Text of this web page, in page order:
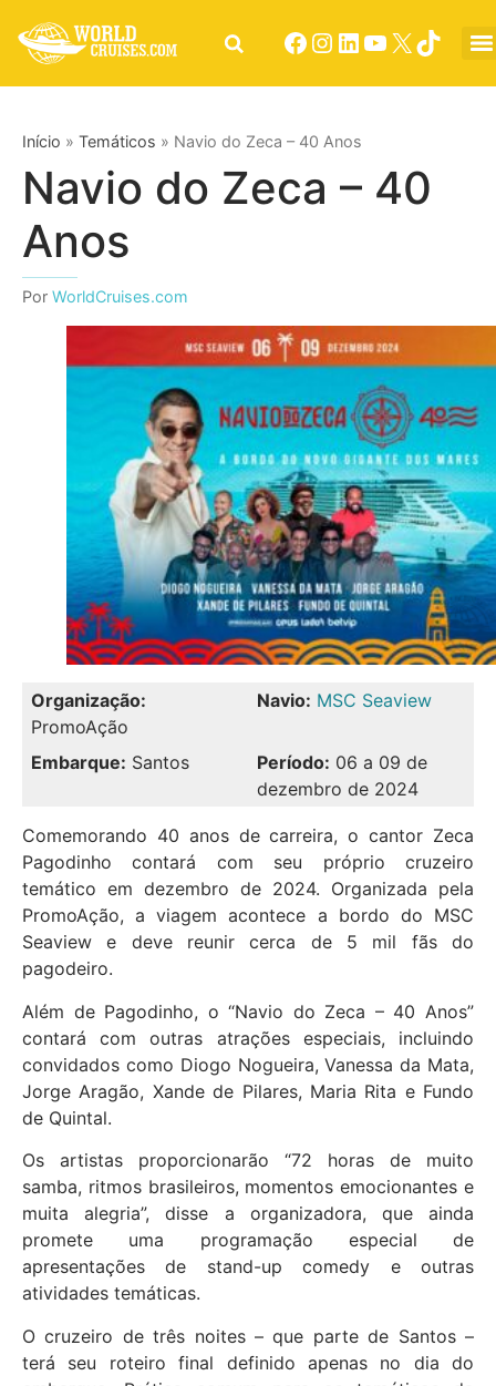
Início » Temáticos » Navio do Zeca – 40 Anos
Navio do Zeca – 40
Anos
Por WorldCruises.com
Organização:
PromoAção
Navio: MSC Seaview
Embarque: Santos Período: 06 a 09 de
dezembro de 2024
Comemorando 40 anos de carreira, o cantor Zeca
Pagodinho contará com seu próprio cruzeiro
temático em dezembro de 2024. Organizada pela
PromoAção, a viagem acontece a bordo do MSC
Seaview e deve reunir cerca de 5 mil fãs do
pagodeiro.
Além de Pagodinho, o “Navio do Zeca – 40 Anos”
contará com outras atrações especiais, incluindo
convidados como Diogo Nogueira, Vanessa da Mata,
Jorge Aragão, Xande de Pilares, Maria Rita e Fundo
de Quintal.
Os artistas proporcionarão “72 horas de muito
samba, ritmos brasileiros, momentos emocionantes e
muita alegria”, disse a organizadora, que ainda
promete uma programação especial de
apresentações de stand-up comedy e outras
atividades temáticas.
O cruzeiro de três noites – que parte de Santos –
terá seu roteiro final definido apenas no dia do